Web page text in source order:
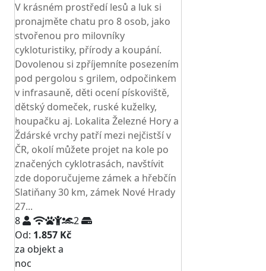
V krásném prostředí lesů a luk si
pronajměte chatu pro 8 osob, jako
stvořenou pro milovníky
cykloturistiky, přírody a koupání.
Dovolenou si zpříjemníte posezením
pod pergolou s grilem, odpočinkem
v infrasauně, děti ocení pískoviště,
dětský domeček, ruské kuželky,
houpačku aj. Lokalita Železné Hory a
Ždárské vrchy patří mezi nejčistší v
ČR, okolí můžete projet na kole po
značených cyklotrasách, navštívit
zde doporučujeme zámek a hřebčín
Slatiňany 30 km, zámek Nové Hrady
27...
8
2
Od: 1.857 Kč
za objekt a
noc